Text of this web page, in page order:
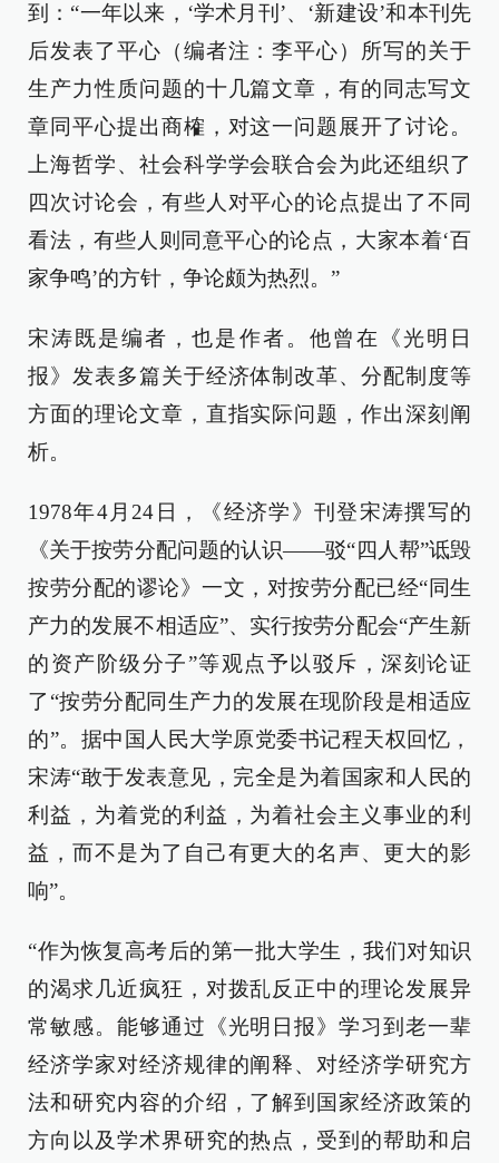
到：“一年以来，‘学术月刊’、‘新建设’和本刊先
后发表了平心（编者注：李平心）所写的关于
生产力性质问题的十几篇文章，有的同志写文
章同平心提出商榷，对这一问题展开了讨论。
上海哲学、社会科学学会联合会为此还组织了
四次讨论会，有些人对平心的论点提出了不同
看法，有些人则同意平心的论点，大家本着‘百
家争鸣’的方针，争论颇为热烈。”
宋涛既是编者，也是作者。他曾在《光明日
报》发表多篇关于经济体制改革、分配制度等
方面的理论文章，直指实际问题，作出深刻阐
析。
1978年4月24日，《经济学》刊登宋涛撰写的
《关于按劳分配问题的认识——驳“四人帮”诋毁
按劳分配的谬论》一文，对按劳分配已经“同生
产力的发展不相适应”、实行按劳分配会“产生新
的资产阶级分子”等观点予以驳斥，深刻论证
了“按劳分配同生产力的发展在现阶段是相适应
的”。据中国人民大学原党委书记程天权回忆，
宋涛“敢于发表意见，完全是为着国家和人民的
利益，为着党的利益，为着社会主义事业的利
益，而不是为了自己有更大的名声、更大的影
响”。
“作为恢复高考后的第一批大学生，我们对知识
的渴求几近疯狂，对拨乱反正中的理论发展异
常敏感。能够通过《光明日报》学习到老一辈
经济学家对经济规律的阐释、对经济学研究方
法和研究内容的介绍，了解到国家经济政策的
方向以及学术界研究的热点，受到的帮助和启